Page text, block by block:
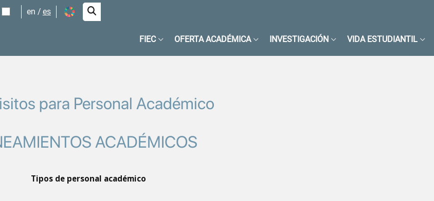
en es
FIEC OFERTA ACADÉMICA INVESTIGACIÓN VIDA ESTUDIANTIL
para Personal Académico
ACADÉMICOS
Tipos de personal académico